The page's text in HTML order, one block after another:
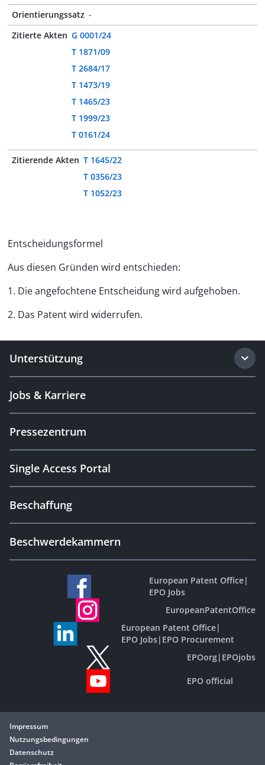
Orientierungssatz -
Zitierte Akten G 0001/24
T 1871/09
T 2684/17
T 1473/19
T 1465/23
T 1999/23
T 0161/24
Zitierende Akten T 1645/22
T 0356/23
T 1052/23
Entscheidungsformel
Aus diesen Gründen wird entschieden:
1. Die angefochtene Entscheidung wird aufgehoben.
2. Das Patent wird widerrufen.
Unterstützung
Jobs & Karriere
Pressezentrum
Single Access Portal
Beschaffung
Beschwerdekammern
European Patent Office|
EPO Jobs
EuropeanPatentOffice
European Patent Office|
EPO Jobs| EPO Procurement
EPOorg| EPOjobs
EPO official
Impressum
Nutzungsbedingungen
Datenschutz